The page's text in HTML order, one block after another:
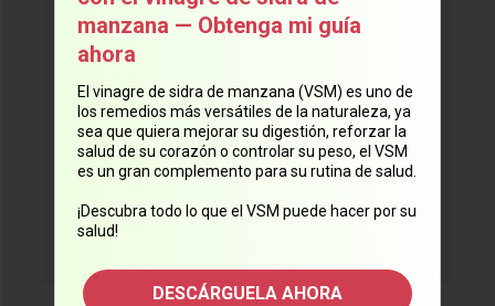
confiables del Dr. Mercola
directamente en su correo
electrónico.
¡Suscríbase ahora!
manzana — Obtenga mi guía
ahora
El vinagre de sidra de manzana (VSM) es uno de
los remedios más versátiles de la naturaleza, ya
sea que quiera mejorar su digestión, reforzar la
salud de su corazón o controlar su peso, el VSM
es un gran complemento para su rutina de salud.
¡Descubra todo lo que el VSM puede hacer por su
salud!
DESCÁRGUELA AHORA